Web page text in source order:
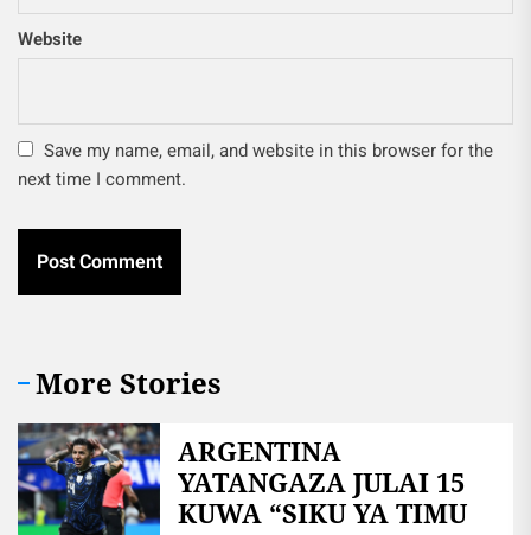
Website
Save my name, email, and website in this browser for the
next time I comment.
More Stories
ARGENTINA
YATANGAZA JULAI 15
KUWA “SIKU YA TIMU